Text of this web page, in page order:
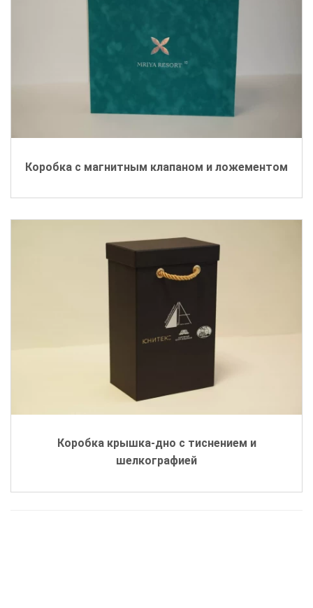
Коробка с магнитным клапаном и ложементом
Коробка крышка-дно с тиснением и
шелкографией